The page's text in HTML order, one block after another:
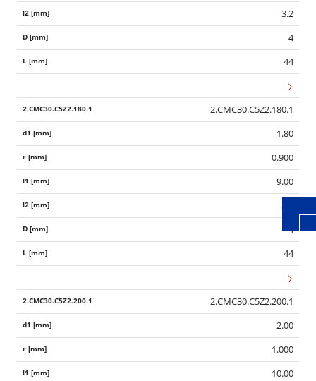
3.2
4
44
2.CMC30.C5Z2.180.1
1.80
0.900
9.00
3.6
4
44
2.CMC30.C5Z2.200.1
2.00
1.000
10.00